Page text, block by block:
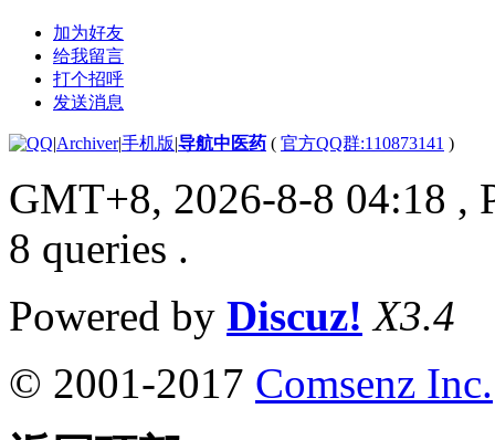
加为好友
给我留言
打个招呼
发送消息
|Archiver|手机版|导航中医药 ( 官方QQ群:110873141 )
GMT+8, 2026-8-8 04:18 ,
8 queries .
Powered by Discuz! X3.4
© 2001-2017 Comsenz Inc.